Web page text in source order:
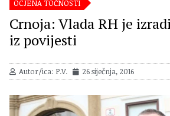
OCJENA TOČNOSTI
Crnoja: Vlada RH je
iz povijesti
Autor/ica: P.V. 26 siječnja, 2016